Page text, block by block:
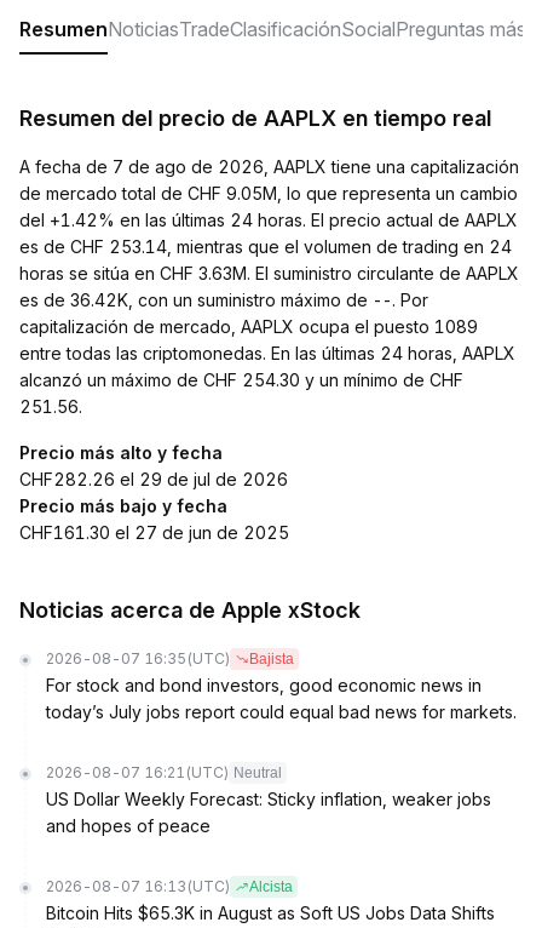
ResumenNoticiasTradeClasificaciónSocialPreguntas más
Resumen del precio de AAPLX en tiempo real
A fecha de 7 de ago de 2026, AAPLX tiene una capitalización
de mercado total de CHF 9.05M, lo que representa un cambio
del +1.42% en las últimas 24 horas. El precio actual de AAPLX
es de CHF 253.14, mientras que el volumen de trading en 24
horas se sitúa en CHF 3.63M. El suministro circulante de AAPLX
es de 36.42K, con un suministro máximo de --. Por
capitalización de mercado, AAPLX ocupa el puesto 1089
entre todas las criptomonedas. En las últimas 24 horas, AAPLX
alcanzó un máximo de CHF 254.30 y un mínimo de CHF
251.56.
Precio más alto y fecha
CHF282.26 el 29 de jul de 2026
Precio más bajo y fecha
CHF161.30 el 27 de jun de 2025
Noticias acerca de Apple xStock
2026-08-07 16:35 (UTC) Bajista
For stock and bond investors, good economic news in
today’s July jobs report could equal bad news for markets.
2026-08-07 16:21 (UTC) Neutral
US Dollar Weekly Forecast: Sticky inflation, weaker jobs
and hopes of peace
2026-08-07 16:13 (UTC) Alcista
Bitcoin Hits $65.3K in August as Soft US Jobs Data Shifts